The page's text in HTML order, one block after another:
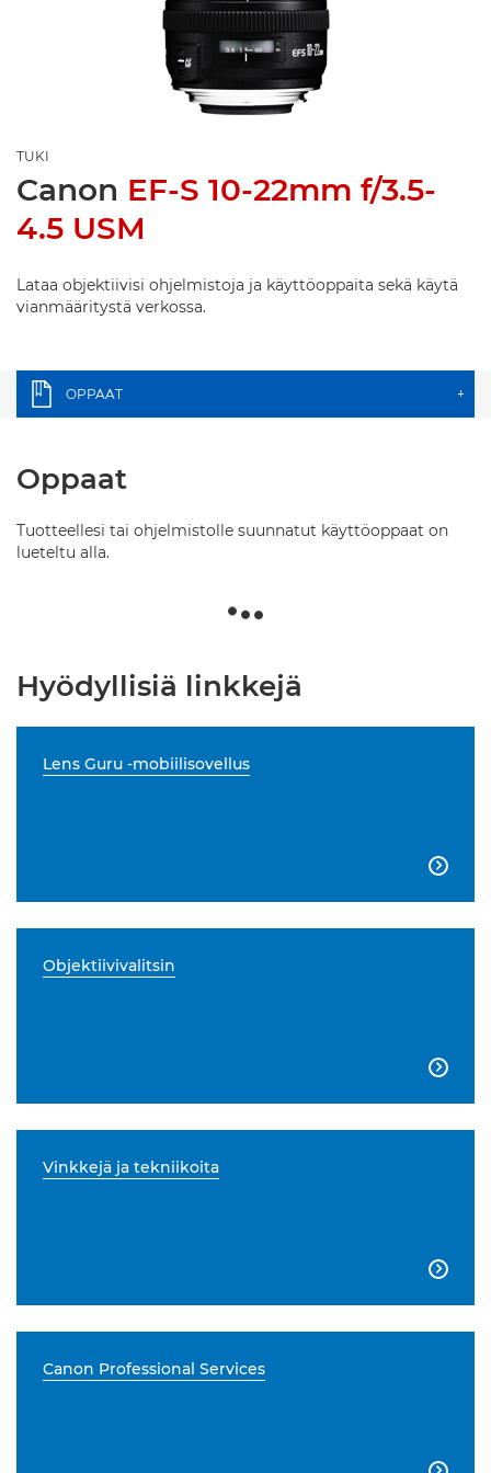
TUKI
Canon EF-S 10-22mm f/3.5-
4.5 USM
Lataa objektiivisi ohjelmistoja ja käyttöoppaita sekä käytä
vianmääritystä verkossa.
OPPAAT +
Oppaat
Tuotteellesi tai ohjelmistolle suunnatut käyttöoppaat on
lueteltu alla.
Hyödyllisiä linkkejä
Lens Guru -mobiilisovellus

Objektiivivalitsin

Vinkkejä ja tekniikoita

Canon Professional Services
